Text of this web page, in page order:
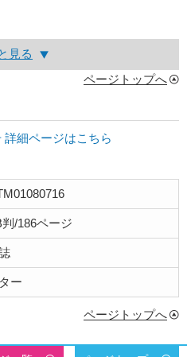
見る
ページトップへ
詳細ページはこちら
/186ページ
ー
ページトップへ